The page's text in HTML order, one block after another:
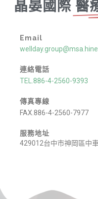
晶晏國際 醫
Email
連絡電話
TEL.886-4-2560-9393
傳真專線
FAX.886-4-2560-7977
服務地址
429012台中市神岡區中